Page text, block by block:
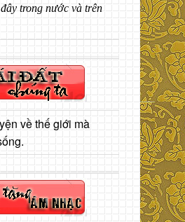
trong nước và trên
về thế giới mà